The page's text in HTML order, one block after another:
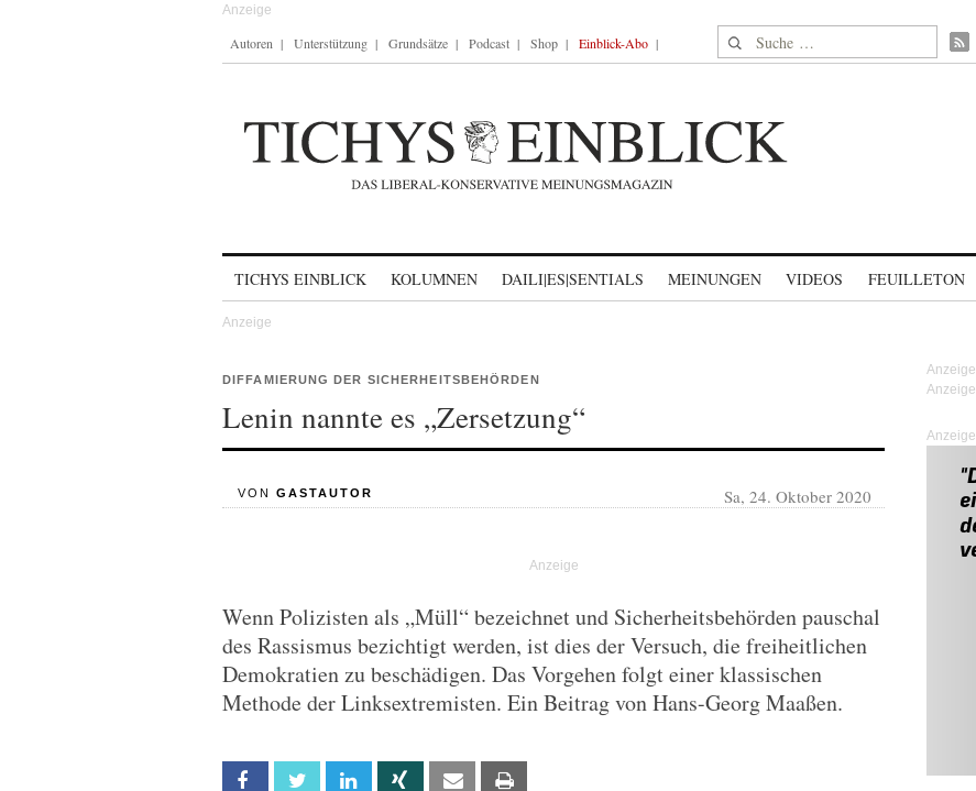
Autoren Unterstützung Grundsätze Podcast Shop Einblick-Abo Suche nach:
TICHYS EINBLICK KOLUMNEN DAILI|ES|SENTIALS MEINUNGEN VIDEOS FEUILLETON
DIFFAMIERUNG DER SICHERHEITSBEHÖRDEN
Lenin nannte es „Zersetzung“
VON GASTAUTOR Sa, 24. Oktober 2020
Wenn Polizisten als „Müll“ bezeichnet und Sicherheitsbehörden pauschal
des Rassismus bezichtigt werden, ist dies der Versuch, die freiheitlichen
Demokratien zu beschädigen. Das Vorgehen folgt einer klassischen
Methode der Linksextremisten. Ein Beitrag von Hans-Georg Maaßen.
Facebook Twitter Linkedin Xing Email
Anzeige